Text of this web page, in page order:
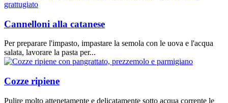
Cannelloni alla catanese
Per preparare l'impasto, impastare la semola con le uova e l'acqua
salata, lavorare la pasta per...
Cozze ripiene
Pulire molto attenetamente e delicatamente sotto acqua corrente le